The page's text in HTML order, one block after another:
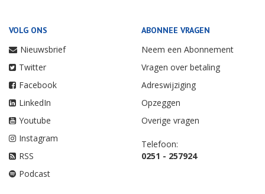
VOLG ONS
Nieuwsbrief
Twitter
Facebook
LinkedIn
Youtube
Instagram
RSS
Podcast
ABONNEE VRAGEN
Neem een Abonnement
Vragen over betaling
Adreswijziging
Opzeggen
Overige vragen
Telefoon:
0251 - 257924